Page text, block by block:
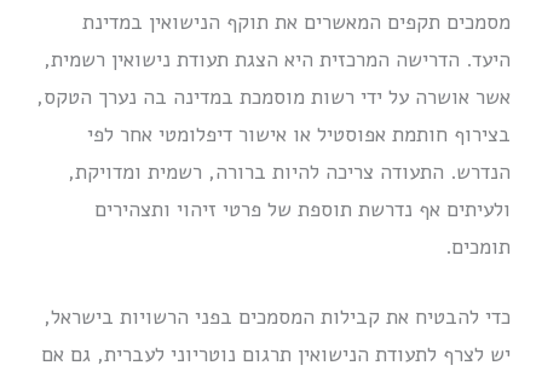
מסמכים תקפים המאשרים את תוקף הנישואין במדינת
היעד. הדרישה המרכזית היא הצגת תעודת נישואין רשמית,
אשר אושרה על ידי רשות מוסמכת במדינה בה נערך הטקס,
בצירוף חותמת אפוסטיל או אישור דיפלומטי אחר לפי
הנדרש. התעודה צריכה להיות ברורה, רשמית ומדויקת,
ולעיתים אף נדרשת תוספת של פרטי זיהוי ותצהירים
תומכים.
כדי להבטיח את קבילות המסמכים בפני הרשויות בישראל,
יש לצרף לתעודת הנישואין תרגום נוטריוני לעברית, גם אם